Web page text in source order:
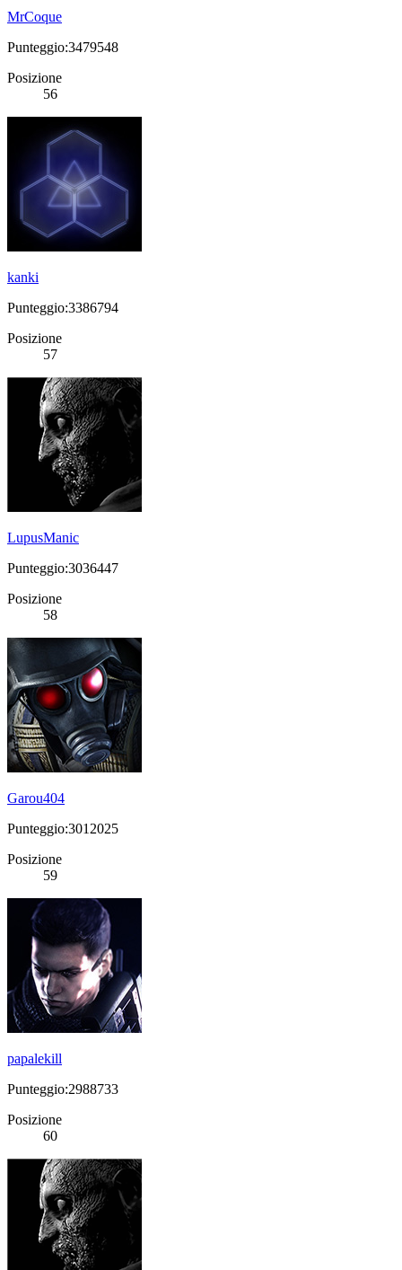
MrCoque
Punteggio:3479548
Posizione
56
kanki
Punteggio:3386794
Posizione
57
LupusManic
Punteggio:3036447
Posizione
58
Garou404
Punteggio:3012025
Posizione
59
papalekill
Punteggio:2988733
Posizione
60